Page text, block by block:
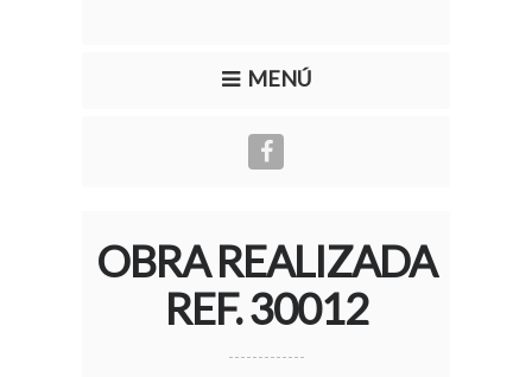
MENÚ
OBRA REALIZADA
REF. 30012